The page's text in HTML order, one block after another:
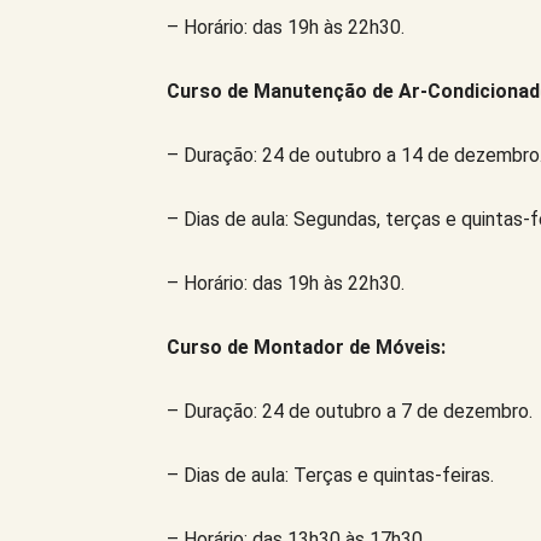
– Horário: das 19h às 22h30.
Curso de Manutenção de Ar-
– Duração: 24 de outubro a 14 de dezembro.
– Dias de aula: Segundas, terças e quintas-
– Horário: das 19h às 22h30.
Curso de Montador de Móveis:
– Duração: 24 de outubro a 7 de dezembro.
– Dias de aula: Terças e quintas-feiras.